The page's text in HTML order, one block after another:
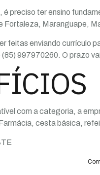
é preciso ter ensino
Fortaleza, Maranguape,
feitas enviando currículo
997970260. O prazo
com a categoria, a
cesta básica,